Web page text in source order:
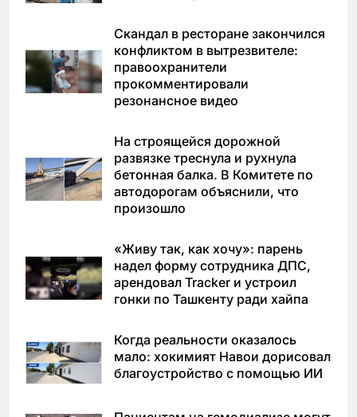
Скандал в ресторане закончился
конфликтом в вытрезвителе:
правоохранители
прокомментировали
резонансное видео
На строящейся дорожной
развязке треснула и рухнула
бетонная балка. В Комитете по
автодорогам объяснили, что
произошло
«Живу так, как хочу»: парень
надел форму сотрудника ДПС,
арендовал Tracker и устроил
гонки по Ташкенту ради хайпа
Когда реальности оказалось
мало: хокимият Навои дорисовал
благоустройство с помощью ИИ